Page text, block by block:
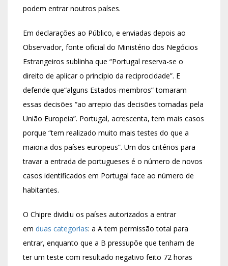
podem entrar noutros países.
Em declarações ao Público, e enviadas depois ao
Observador, fonte oficial do Ministério dos Negócios
Estrangeiros sublinha que “Portugal reserva-se o
direito de aplicar o princípio da reciprocidade”. E
defende que“alguns Estados-membros” tomaram
essas decisões “ao arrepio das decisões tomadas pela
União Europeia”. Portugal, acrescenta, tem mais casos
porque “tem realizado muito mais testes do que a
maioria dos países europeus”. Um dos critérios para
travar a entrada de portugueses é o número de novos
casos identificados em Portugal face ao número de
habitantes.
O Chipre dividiu os países autorizados a entrar
em duas categorias: a A tem permissão total para
entrar, enquanto que a B pressupõe que tenham de
ter um teste com resultado negativo feito 72 horas